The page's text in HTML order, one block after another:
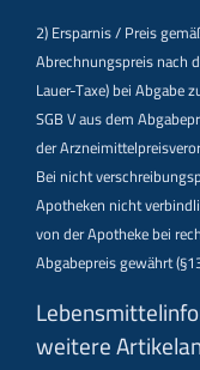
2) Ersparnis / Preis
Abrechnungspreis nach
Lauer-Taxe) bei Abgabe
SGB V aus dem
der
Bei nicht
Apotheken nicht
von der Apotheke bei
Abgabepreis gewährt
weitere